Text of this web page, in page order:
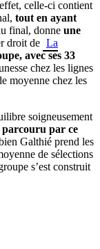
celle-ci contient
tout en ayant
final, donne une
droit de La
avec ses 33
chez les lignes
moyenne chez les
soigneusement
parcouru par ce
Galthié prend les
de sélections
s’est construit